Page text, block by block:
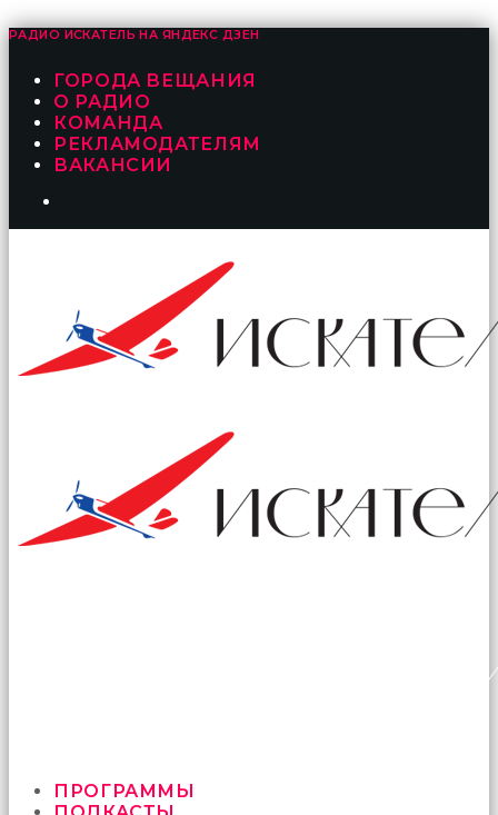
РАДИО ИСКАТЕЛЬ НА ЯНДЕКС ДЗЕН
ГОРОДА ВЕЩАНИЯ
О РАДИО
КОМАНДА
РЕКЛАМОДАТЕЛЯМ
ВАКАНСИИ
ПРОГРАММЫ